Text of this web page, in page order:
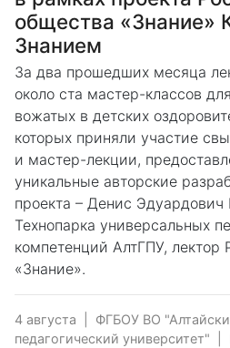
общества «Знание»
Знанием
За два прошедших месяца
около ста мастер-классов
вожатых в детских
которых приняли участие
и мастер-лекции,
уникальные авторские
проекта – Денис Эдуардович
Технопарка универсальных
компетенций АлтГПУ, лектор
«Знание».
4 августа
ФГБОУ ВО
педагогический университет"